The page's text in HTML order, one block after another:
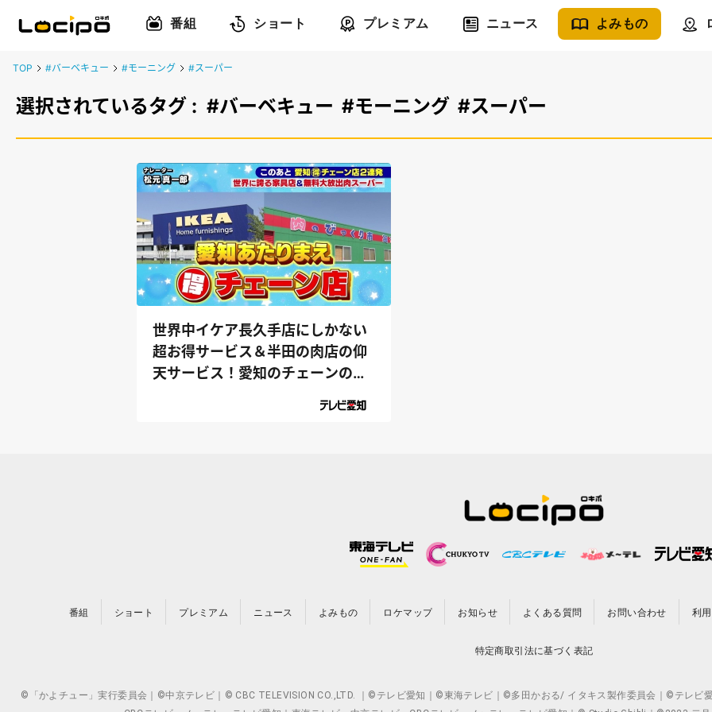
番組 ショート プレミアム ニュース よみもの
TOP #バーベキュー #モーニング #スーパー
選択されているタグ : #バーベキュー #モーニング #スーパー
世界中イケア長久手店にしかない
超お得サービス＆半田の肉店の仰
天サービス！愛知のチェーンのあ
番組 ショート プレミアム ニュース よみもの ロケマップ お知らせ よくある質問 お問い合わせ 利
特定商取引法に基づく表記
©「かよチュー」実行委員会｜©中京テレビ｜© CBC TELEVISION CO.,LTD. ｜©テレビ愛知｜©東海テレビ｜©多田かおる/ イタキス製作委員会｜©テレビ